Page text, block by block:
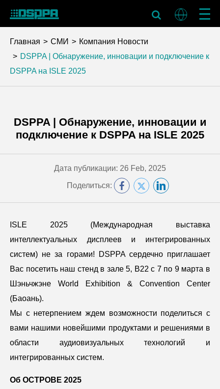
Главная СМИ
Компания Новости
DSPPA | Обнаружение, инновации и подключение к
DSPPA на ISLE 2025
DSPPA | Обнаружение, инновации и
подключение к DSPPA на ISLE 2025
Дата публикации: 26 Feb, 2025
Поделиться:
ISLE 2025 (Международная выставка
интеллектуальных дисплеев и интегрированных
систем) не за горами! DSPPA сердечно приглашает
Вас посетить наш стенд в зале 5, B22 с 7 по 9 марта в
Шэньчжэне World Exhibition & Convention Center
(Баоань).
Мы с нетерпением ждем возможности поделиться с
вами нашими новейшими продуктами и решениями в
области аудиовизуальных технологий и
интегрированных систем.
Об ОСТРОВЕ 2025